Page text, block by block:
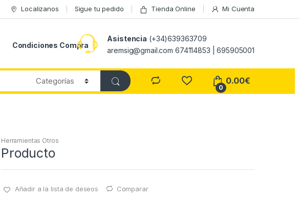
Localizanos Sigue tu pedido Tienda Online Mi Cuenta
Condiciones Compra
Asistencia (+34)639363709
aremsig@gmail.com 674114853 | 695905001
0
0.00€
Herramientas Otros
Producto
Añadir a la lista de deseos Comparar